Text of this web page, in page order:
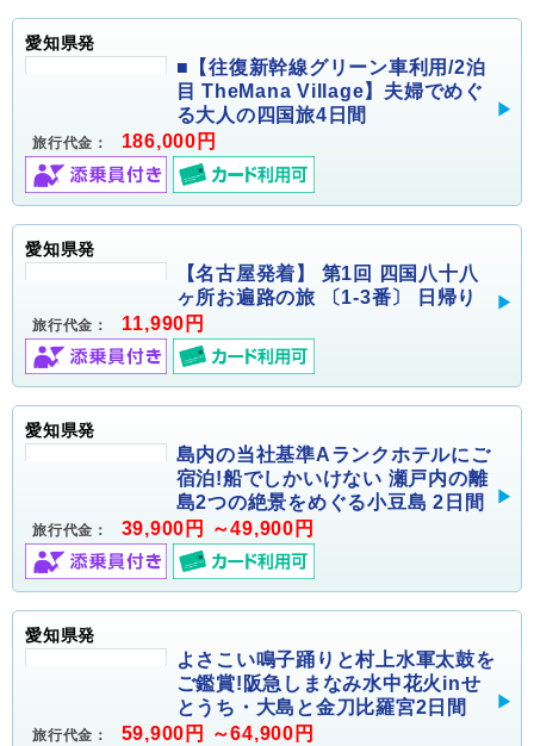
愛知県発
■【往復新幹線グリーン車利用/2泊
目 TheMana Village】夫婦でめぐ
る大人の四国旅4日間
旅行代金： 186,000円
愛知県発
【名古屋発着】 第1回 四国八十八
ヶ所お遍路の旅 〔1-3番〕 日帰り
旅行代金： 11,990円
愛知県発
島内の当社基準Aランクホテルにご
宿泊!船でしかいけない 瀬戸内の離
島2つの絶景をめぐる小豆島 2日間
旅行代金： 39,900円 ～49,900円
愛知県発
よさこい鳴子踊りと村上水軍太鼓を
ご鑑賞!阪急しまなみ水中花火inせ
とうち・大島と金刀比羅宮2日間
旅行代金： 59,900円 ～64,900円